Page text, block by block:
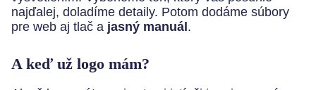
najďalej, doladíme detaily. Potom dodáme súbory
pre web aj tlač a jasný manuál .
A keď už logo mám?